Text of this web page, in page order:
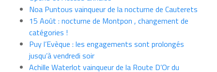
Noa Puntous vainqueur de la nocturne de Cauterets
15 Août : nocturne de Montpon , changement de
catégories !
Puy l’Evèque : les engagements sont prolongés
jusqu’à vendredi soir
Achille Waterlot vainqueur de la Route D’Or du